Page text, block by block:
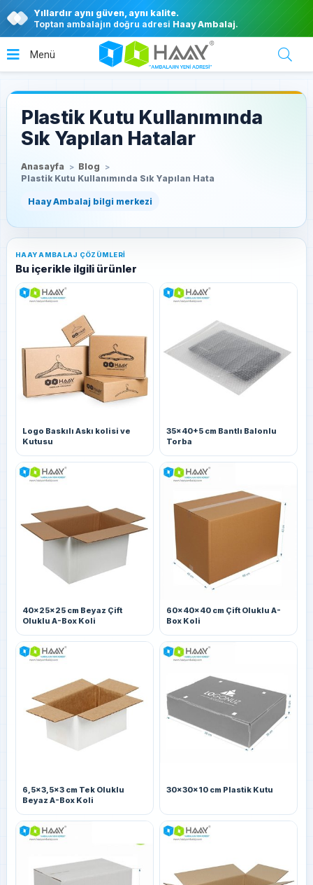
Yıllardır aynı güven, aynı kalite.
Toptan ambalajın doğru adresi Haay Ambalaj.
Plastik Kutu Kullanımında
Sık Yapılan Hatalar
Anasayfa
Blog
Plastik Kutu Kullanımında Sık Yapılan Hata
HAAY AMBALAJ ÇÖZÜMLERI
Bu içerikle ilgili ürünler
Logo Baskılı Askı kolisi ve
Kutusu
35x40+5 cm Bantlı Balonlu
Torba
40x25x25 cm Beyaz Çift
Oluklu A-Box Koli
60x40x40 cm Çift Oluklu A-
Box Koli
6,5x3,5x3 cm Tek Oluklu
Beyaz A-Box Koli
30x30x10 cm Plastik Kutu